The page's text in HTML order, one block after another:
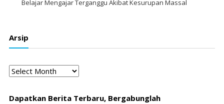
Belajar Mengajar Terganggu Akibat Kesurupan Massal
Arsip
Arsip
Dapatkan Berita Terbaru, Bergabunglah